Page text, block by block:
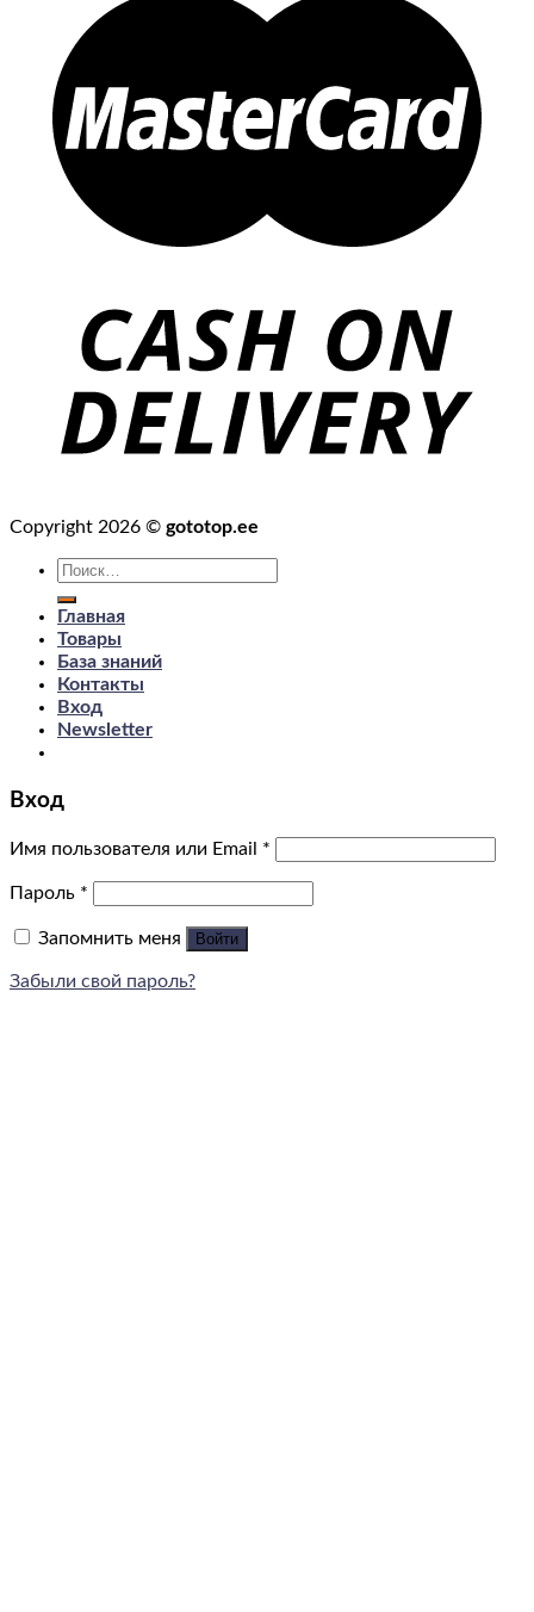
Copyright 2026 © gototop.ee
Искать:
Главная
Товары
База знаний
Контакты
Вход
Newsletter
Вход
Имя пользователя или Email *
Пароль *
Запомнить меня Войти
Забыли свой пароль?